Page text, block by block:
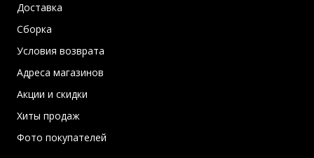
Доставка
Сборка
Условия возврата
Адреса магазинов
Акции и скидки
Хиты продаж
Фото покупателей